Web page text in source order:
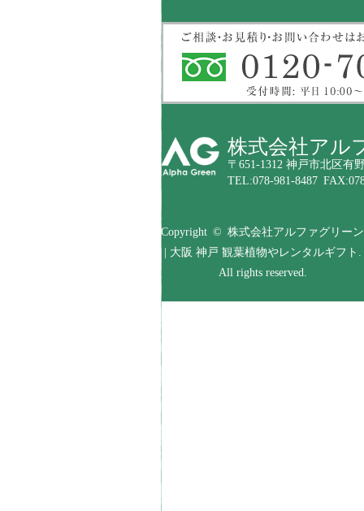
株式会社アル
〒651-1312 神戸市北区有
TEL:078-981-8487
Copyright © 株式会社アルファグリーン
| 大阪 神戸 観葉植物やレンタルギフト.
All rights reserved.